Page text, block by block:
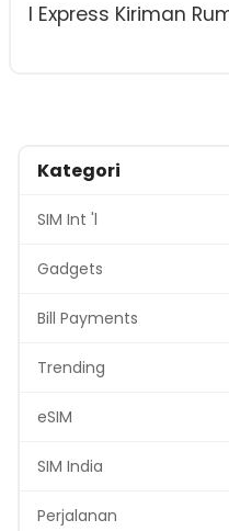
I Express Kiriman
Kategori
SIM Int 'l
Gadgets
Bill Payments
Trending
eSIM
SIM India
Perjalanan